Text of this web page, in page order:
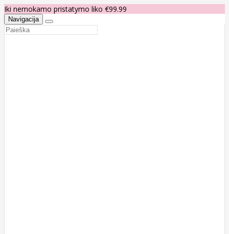
Iki nemokamo pristatymo liko €99.99
Navigacija